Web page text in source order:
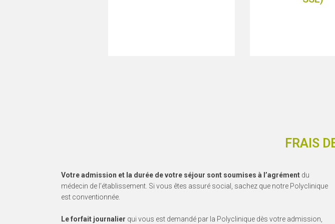
FRAIS
Votre admission et la durée de votre séjour sont soumises à l’agrément du
médecin de l’établissement. Si vous êtes assuré social, sachez que notre Polyclinique
est conventionnée.
Le forfait journalier qui vous est demandé par la Polyclinique dès votre admission,